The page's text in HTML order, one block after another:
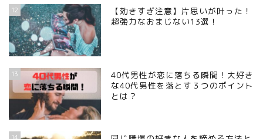
12
【効きすぎ注意】片思いが叶った！
超強力なおまじない13選！
13
40代男性が恋に落ちる瞬間！大好き
な40代男性を落とす３つのポイント
とは？
14